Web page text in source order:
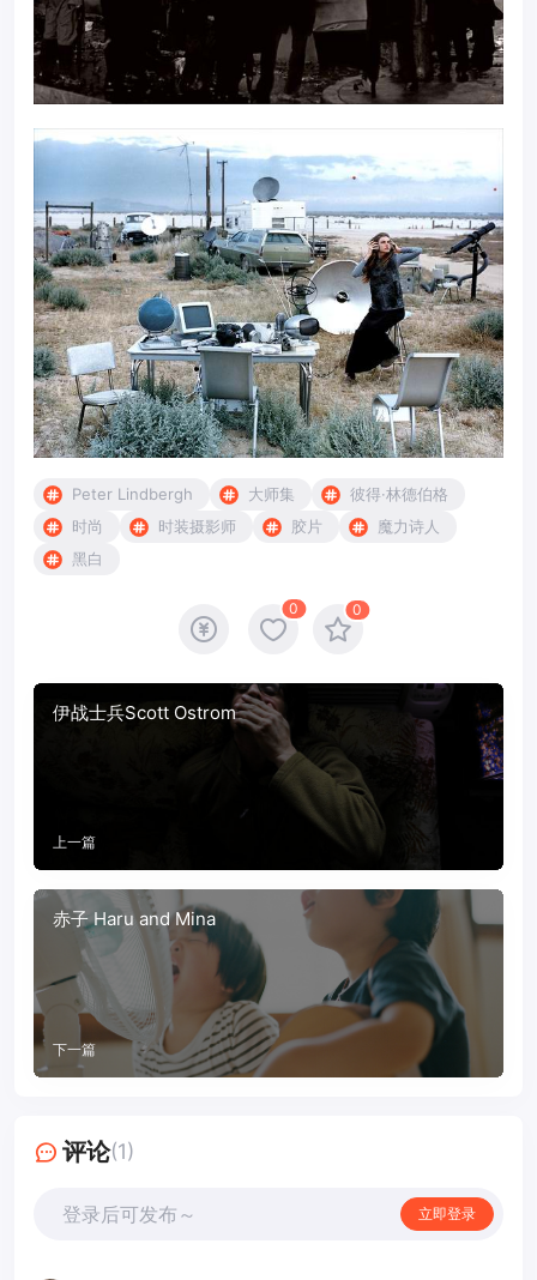
Peter Lindbergh 大师集
彼得·林德伯格
时尚
时装摄影师 胶片
魔力诗人
黑白
0 0
伊战士兵Scott Ostrom
上一篇
赤子 Haru and Mina
下一篇
评论(1)
登录后可发布～ 立即登录